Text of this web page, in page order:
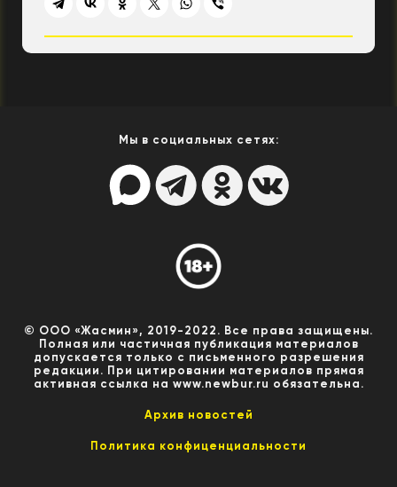
Мы в социальных сетях:
© ООО «Жасмин», 2019-2022. Все права защищены.
Полная или частичная публикация материалов
допускается только с письменного разрешения
редакции. При цитировании материалов прямая
активная ссылка на www.newbur.ru обязательна.
Архив новостей
Политика конфиценциальности